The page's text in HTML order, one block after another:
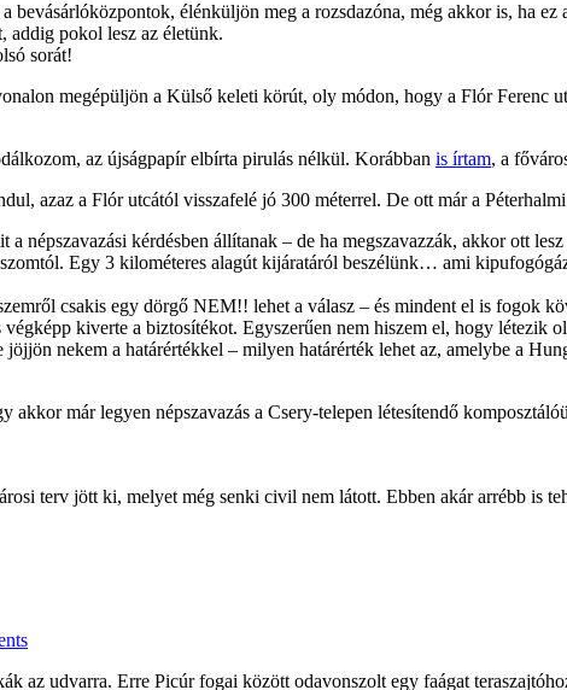
bevásárlóközpontok, élénküljön meg a rozsdazóna, még akkor is, ha
addig pokol lesz az életünk.
sorát!
megépüljön a Külső keleti körút, oly módon, hogy a Flór Ferenc
az újságpapír elbírta pirulás nélkül. Korábban is írtam, a
azaz a Flór utcától visszafelé jó 300 méterrel. De ott már a
népszavazási kérdésben állítanak – de ha megszavazzák, akkor ott
Egy 3 kilométeres alagút kijáratáról beszélünk… ami
csakis egy dörgő NEM!! lehet a válasz – és mindent el is fogok
kiverte a biztosítékot. Egyszerűen nem hiszem el, hogy
nekem a határértékkel – milyen határérték lehet az, amelybe a
akkor már legyen népszavazás a Csery-telepen létesítendő
terv jött ki, melyet még senki civil nem látott. Ebben akár arrébb is
az udvarra. Erre Picúr fogai között odavonszolt egy faágat